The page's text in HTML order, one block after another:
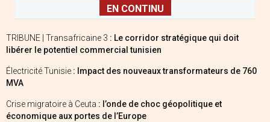
EN CONTINU
TRIBUNE | Transafricaine 3 : Le corridor stratégique qui doit
libérer le potentiel commercial tunisien
Électricité Tunisie : Impact des nouveaux transformateurs de 760
MVA
Crise migratoire à Ceuta : l’onde de choc géopolitique et
économique aux portes de l’Europe